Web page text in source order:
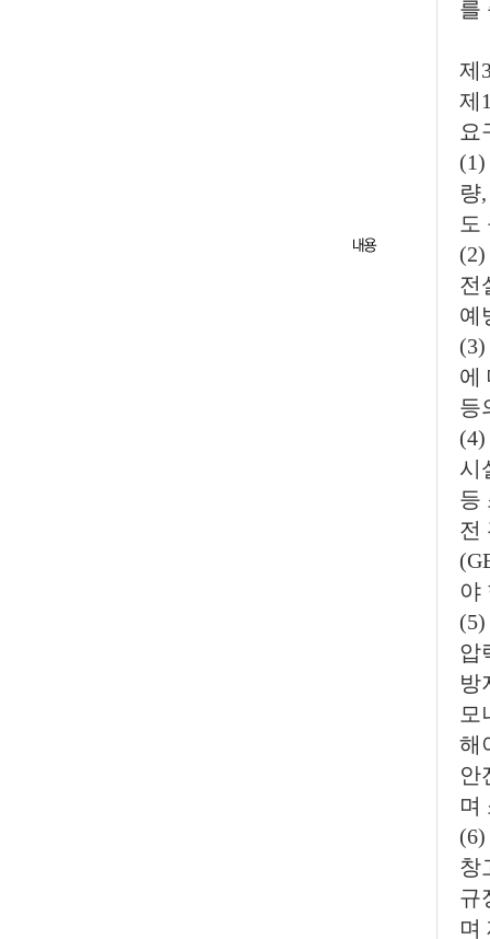
를
제
제
요
량
도
전
예
에
등
시
등
전
야
압
방
모
해
안
며
창
규
며